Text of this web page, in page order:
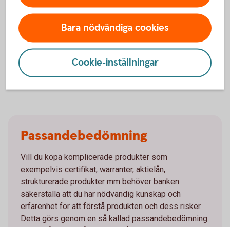
ut sina aktier till en bank som lånar ut aktierna till en
låntagare. Genom att låna ut sina aktier kan
aktieägaren få extra avkastning utan att ta någon
marknadsrisk.
Ta reda på mer omaktielån
Passandebedömning
Vill du köpa komplicerade produkter som
exempelvis certifikat, warranter, aktielån,
strukturerade produkter mm behöver banken
säkerställa att du har nödvändig kunskap och
erfarenhet för att förstå produkten och dess risker.
Detta görs genom en så kallad passandebedömning
Bara nödvändiga cookies
Cookie-inställningar